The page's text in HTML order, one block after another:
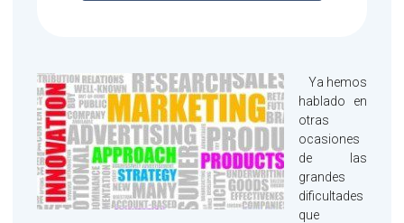
Ya hemos
hablado en
otras
ocasiones
de las
grandes
dificultades
que